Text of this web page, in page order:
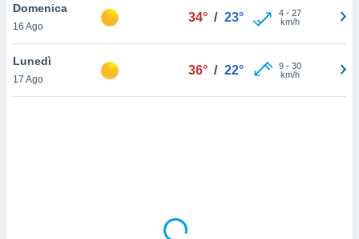
a piè
del
Domenica
16 Ago
34° / 23° 4- 27
km/h
Lunedì
17 Ago
36° / 22° 9- 30
km/h